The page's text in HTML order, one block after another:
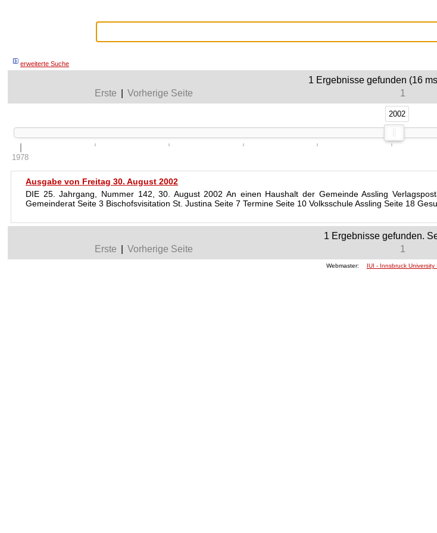
erweiterte Suche
1 Ergebnisse gefunden (16
Erste
Vorherige Seite 1
2002
2002
1978
Ausgabe von Freitag 30. August 2002
DIE 25. Jahrgang, Nummer 142, 30. August 2002 An einen Haushalt der Gemeinde Assling
Gemeinderat Seite 3 Bischofsvisitation St. Justina Seite 7 Termine Seite 10 Volksschule Assling Seite 18
1 Ergebnisse gefunden.
Erste
Vorherige Seite 1
Webmaster: IUI - Innsbruck University